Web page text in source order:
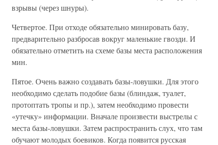
взрывы (через шнуры).
Четвертое. При отходе обязательно минировать базу,
предварительно разбросав вокруг маленькие гвозди. И
обязательно отметить на схеме базы места расположения
мин.
Пятое. Очень важно создавать базы-ловушки. Для этого
необходимо сделать подобие базы (блиндаж, туалет,
протоптать тропы и пр.), затем необходимо провести
«утечку» информации. Вначале произвести выстрелы с
места базы-ловушки. Затем распространить слух, что там
обучают молодых боевиков. Когда появится русская